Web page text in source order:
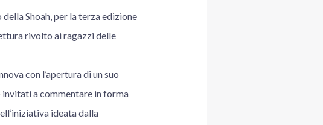
Shoah, per la terza edizione
rivolto ai ragazzi delle
con l’apertura di un suo
a commentare in forma
ideata dalla